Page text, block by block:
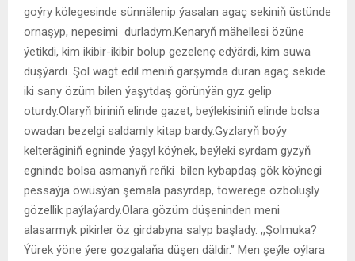
goýry kölegesinde sünnälenip ýasalan agaç sekiniň üstünde
ornaşyp, nepesimi durladym.Kenaryň mähellesi özüne
ýetikdi, kim ikibir-ikibir bolup gezelenç edýärdi, kim suwa
düşýärdi. Şol wagt edil meniň garşymda duran agaç sekide
iki sany özüm bilen ýaşytdaş görünýän gyz gelip
oturdy.Olaryň biriniň elinde gazet, beýlekisiniň elinde bolsa
owadan bezelgi saldamly kitap bardy.Gyzlaryň boýy
kelteräginiň egninde ýaşyl köýnek, beýleki syrdam gyzyň
egninde bolsa asmanyň reňki bilen kybapdaş gök köýnegi
pessaýja öwüsýän şemala pasyrdap, töwerege özboluşly
gözellik paýlaýardy.Olara gözüm düşeninden meni
alasarmyk pikirler öz girdabyna salyp başlady. ,,Şolmuka?
Ýürek ýöne ýere gozgalaňa düşen däldir.” Men şeýle oýlara